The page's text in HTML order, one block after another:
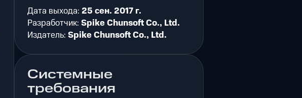
Дата выхода:25 сен. 2017 г.
Разработчик:Spike Chunsoft Co., Ltd.
Издатель:Spike Chunsoft Co., Ltd.
Системные
требования